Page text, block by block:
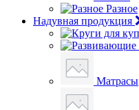
Разное
Надувная продукция
Матрасы